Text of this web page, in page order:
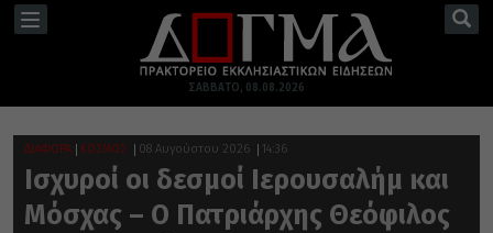
TOGGLE
ΣΆΒΒΑΤΟ, 08.08.2026
ΔΙΑΦΟΡΑ ΚΟΣΜΟΣ 08 Αυγούστου 2026 14:36
Ισχυροί οι δεσμοί Ιερουσαλήμ και
Μόσχας – Ο Πατριάρχης Θεόφιλος